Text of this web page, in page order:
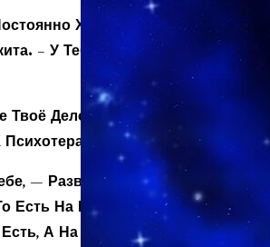
Ходишь? – Вдруг
– У Тебя Ж Тут Нет
Дело, — Ответила
— Развел Руками
Есть На Психотерапевта У
А На Съем Жилья Нет?!